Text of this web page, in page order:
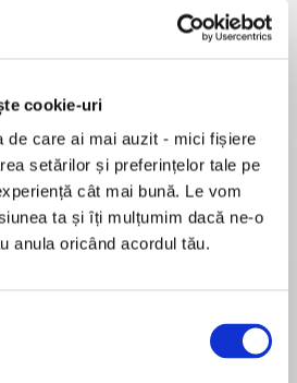
cookie-uri
de care ai mai auzit - mici fișiere
setărilor și preferințelor tale pe
cât mai bună. Le vom
ta și îți mulțumim dacă ne-o
anula oricând acordul tău.
Hamnet
Sohn Won-pyung